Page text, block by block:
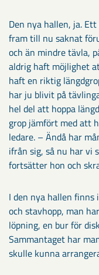
Den nya hallen, ja.
fram till nu saknat
och än mindre tävla,
aldrig haft möjlighet
haft en riktig
har ju blivit på
hel del att hoppa
grop jämfört med att
ledare. – Ändå har
ifrån sig, så nu har vi
fortsätter hon och
I den nya hallen
och stavhopp, man
löpning, en bur för
Sammantaget har
skulle kunna